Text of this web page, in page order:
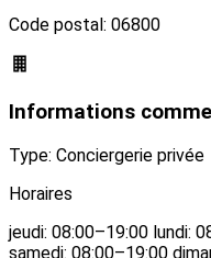
Code postal: 06800
Informations
Type: Conciergerie privée
Horaires
jeudi: 08:00–19:00 lundi:
samedi: 08:00–19:00